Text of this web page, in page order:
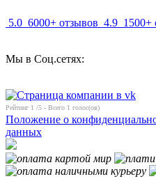
5.0 6000+ отзывов 4.9 1500+
Мы в Соц.сетях:
Рейтинг 1 /5 - Всего 1 голос(ов)
Положение о
данных